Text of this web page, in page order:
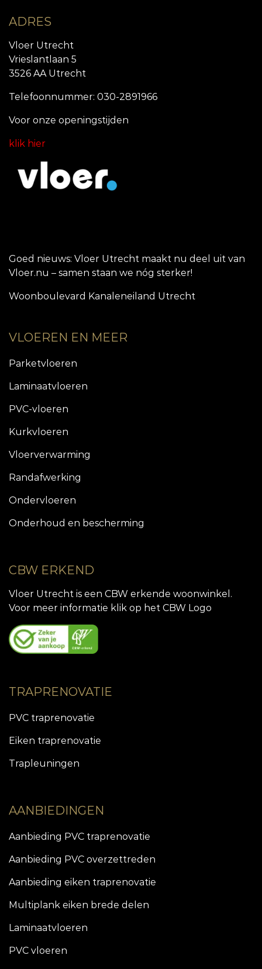
ADRES
Vloer Utrecht
Vrieslantlaan 5
3526 AA Utrecht
Telefoonnummer: 030-2891966
Voor onze openingstijden
klik hier
Goed nieuws: Vloer Utrecht maakt nu deel uit van
Vloer.nu – samen staan we nóg sterker!
Woonboulevard Kanaleneiland Utrecht
VLOEREN EN MEER
Parketvloeren
Laminaatvloeren
PVC-vloeren
Kurkvloeren
Vloerverwarming
Randafwerking
Ondervloeren
Onderhoud en bescherming
CBW ERKEND
Vloer Utrecht is een CBW erkende woonwinkel.
Voor meer informatie klik op het CBW Logo
TRAPRENOVATIE
PVC traprenovatie
Eiken traprenovatie
Trapleuningen
AANBIEDINGEN
Aanbieding PVC traprenovatie
Aanbieding PVC overzettreden
Aanbieding eiken traprenovatie
Multiplank eiken brede delen
Laminaatvloeren
PVC vloeren